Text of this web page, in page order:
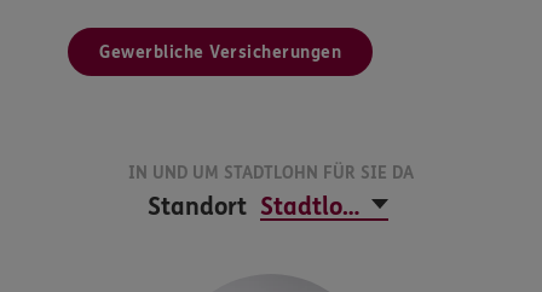
Gewerbliche Versicherungen
IN UND UM STADTLOHN FÜR SIE DA
Standort